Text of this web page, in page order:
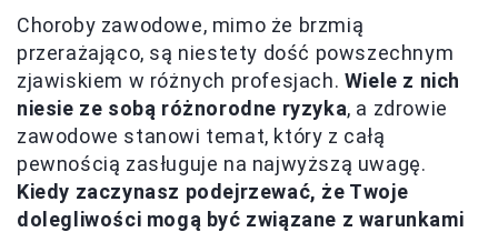
Choroby zawodowe, mimo że brzmią
przerażająco, są niestety dość powszechnym
zjawiskiem w różnych profesjach. Wiele z nich
niesie ze sobą różnorodne ryzyka, a zdrowie
zawodowe stanowi temat, który z całą
pewnością zasługuje na najwyższą uwagę.
Kiedy zaczynasz podejrzewać, że Twoje
dolegliwości mogą być związane z warunkami